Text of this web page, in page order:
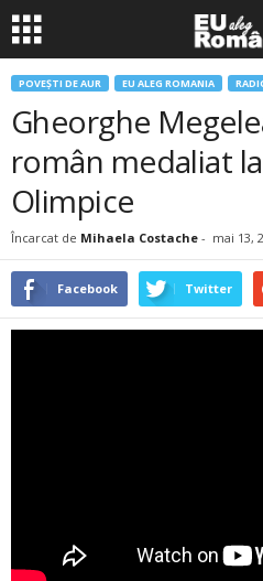
POVEŞTI DE AUR EU ALEG ROMANIA
Gheorghe
român medaliat
Olimpice
Încarcat de Mihaela Costache - mai 13,
Facebook Twitter